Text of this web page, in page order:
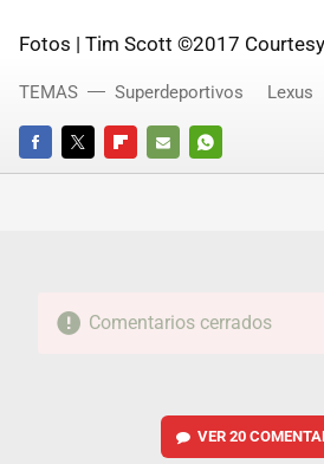
Fotos | Tim Scott ©2017
FACEBOOKTWITTERFLIPBOARD
E-
WHATSAPP
TEMAS Superdeportivos Lexus
Comentarios cerrados
VER 20